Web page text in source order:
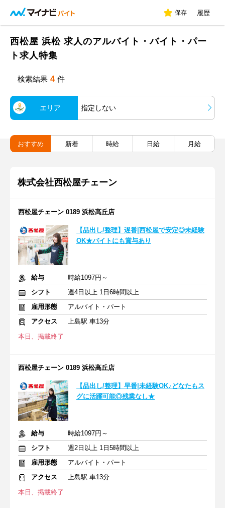
保存 履歴
西松屋 浜松 求人のアルバイト・バイト・パー
ト求人特集
検索結果 4 件
エリア 指定しない
おすすめ 新着 時給 日給 月給
株式会社西松屋チェーン
西松屋チェーン 0189 浜松高丘店
【品出し/整理】遅番|西松屋で安定◎未経験
OK★バイトにも賞与あり
給与
時給1097円～
シフト
週4日以上 1日6時間以上
雇用形態
アルバイト・パート
アクセス
上島駅 車13分
本日、掲載終了
西松屋チェーン 0189 浜松高丘店
【品出し/整理】早番|未経験OK♪どなたもス
グに活躍可能◎残業なし★
給与
時給1097円～
シフト
週2日以上 1日5時間以上
雇用形態
アルバイト・パート
アクセス
上島駅 車13分
本日、掲載終了